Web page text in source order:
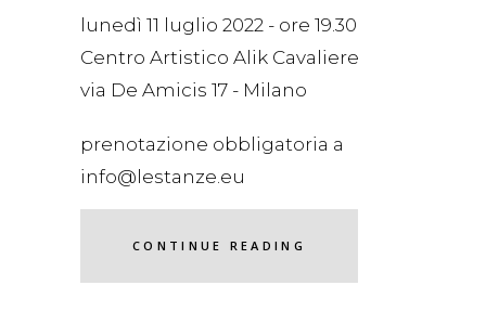
lunedì 11 luglio 2022 - ore 19.30
Centro Artistico Alik Cavaliere
via De Amicis 17 - Milano
prenotazione obbligatoria a
info@lestanze.eu
CONTINUE READING